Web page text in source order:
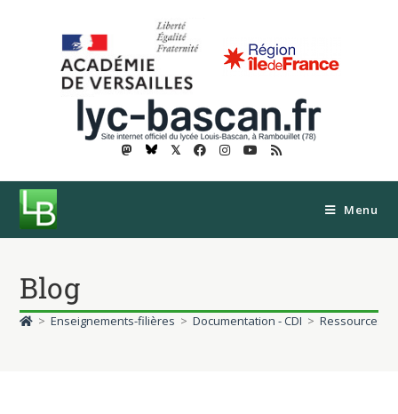
𝕏
Menu
Blog
> Enseignements-filières > Documentation - CDI > Ressources